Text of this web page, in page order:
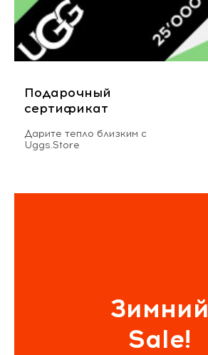
Подарочный
сертификат
Дарите тепло близким с
Uggs.Store
Зимний
Sale!